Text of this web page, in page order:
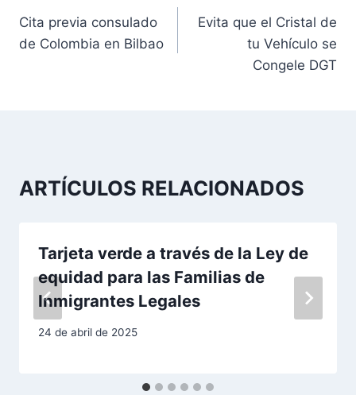
a
c
Cita previa consulado
de Colombia en Bilbao
Evita que el Cristal de
tu Vehículo se
Congele DGT
ARTÍCULOS RELACIONADOS
Tarjeta verde a través de la Ley de
equidad para las Familias de
Inmigrantes Legales
24 de abril de 2025